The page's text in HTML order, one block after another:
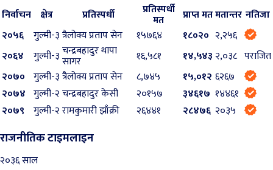
निर्वाचन क्षेत्र प्रतिस्पर्धी प्रतिस्पर्धी
मत प्राप्त मतमतान्तर नतिजा
२०५६ गुल्मी-३त्रैलोक्य प्रताप सेन १५७६४ १८०२० २,२५६
२०६४
गुल्मी-३चन्द्रबहादुर थापा
सागर १६,५८१ १४,५४३ २,०३८ पराजित
२०७० गुल्मी-३त्रैलोक्य प्रताप सेन ८,७४५ १५,०१२ ६२६७
२०७४ गुल्मी-२चन्द्रबहादुर केसी २०१५७ ३४६१७ १४४६१
२०७९ गुल्मी-२रामकुमारी झाँक्री २६४४१ २८४७६ २०३५
राजनीतिक टाइमलाइन
२०३६ साल